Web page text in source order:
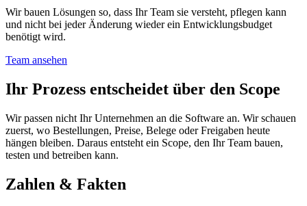
Wir bauen Lösungen so, dass Ihr Team sie versteht, pflegen kann
und nicht bei jeder Änderung wieder ein Entwicklungsbudget
benötigt wird.
Team ansehen
Ihr Prozess entscheidet über den Scope
Wir passen nicht Ihr Unternehmen an die Software an. Wir schauen
zuerst, wo Bestellungen, Preise, Belege oder Freigaben heute
hängen bleiben. Daraus entsteht ein Scope, den Ihr Team bauen,
testen und betreiben kann.
Zahlen & Fakten